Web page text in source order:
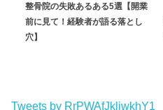
整骨院の失敗あるある5選【開業
前に見て！経験者が語る落とし
穴】
Tweets by RrPWAfJkliwkhY1